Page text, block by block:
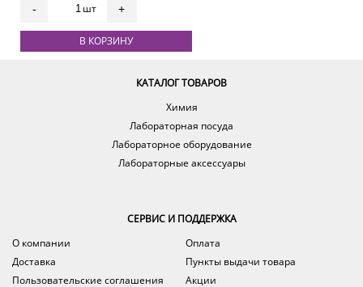
- шт +
В КОРЗИНУ
КАТАЛОГ ТОВАРОВ
Химия
Лабораторная посуда
Лабораторное оборудование
Лабораторные аксессуары
СЕРВИС И ПОДДЕРЖКА
О компании
Оплата
Доставка
Пункты выдачи товара
Пользовательские соглашения
Акции